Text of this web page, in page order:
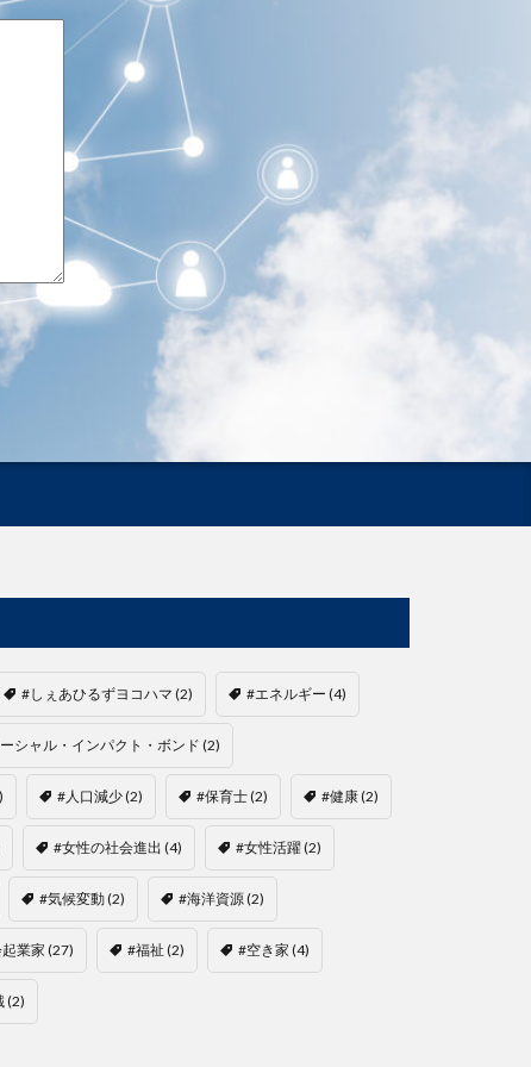
#しぇあひるずヨコハマ (2) #エネルギー (4)
シャル・インパクト・ボンド (2)
#人口減少(2) #保育士(2) #健康(2)
#女性の社会進出 (4) #女性活躍(2)
#気候変動(2) #海洋資源(2)
業家(27) #福祉 (2) #空き家 (4)
(2)